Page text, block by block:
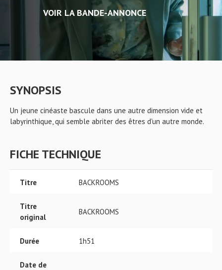
VOIR LA BANDE-ANNONCE
SYNOPSIS
Un jeune cinéaste bascule dans une autre dimension vide et
labyrinthique, qui semble abriter des êtres d'un autre monde.
FICHE TECHNIQUE
Titre BACKROOMS
Titre
original
BACKROOMS
Durée 1h51
Date de